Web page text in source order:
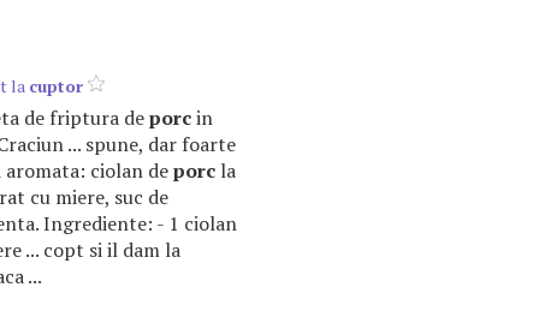
la cuptor
de friptura deporcin
... spune, dar foarte
ciolan deporc la
cu miere, suc de
Ingrediente: - 1 ciolan
... copt si il dam la
...